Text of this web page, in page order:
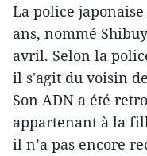
La police
ans, nommé
avril. Selon la
il s'agit du voisin
Son ADN a été
appartenant à la
il n’a pas encore